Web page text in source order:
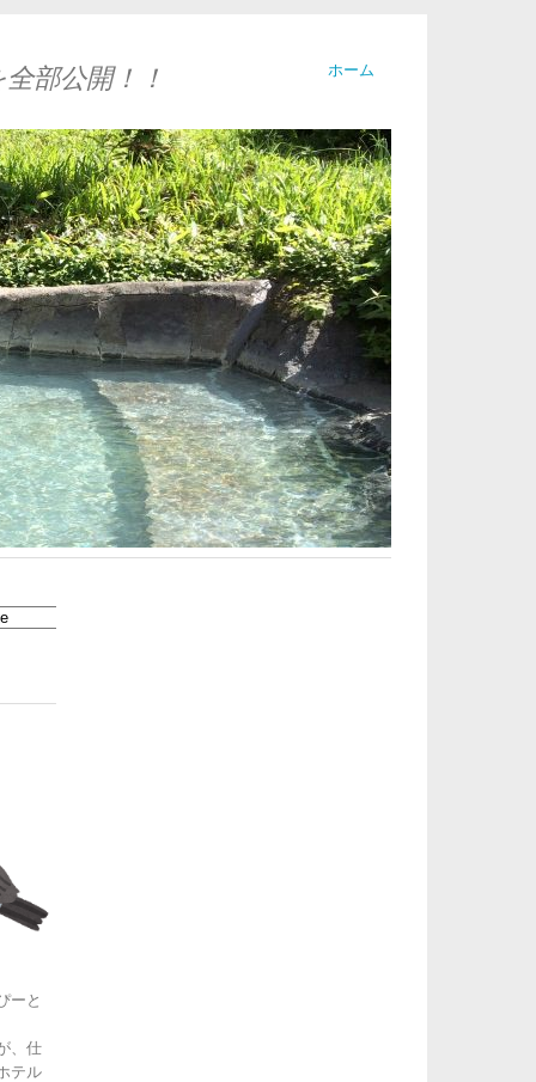
ホーム
部公開！！
ーと
、仕
テル